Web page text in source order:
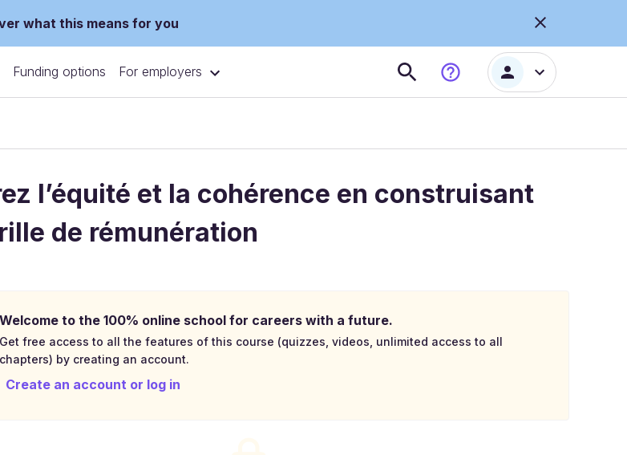
what this means for you
Funding options For employers
l’équité et la cohérence en construisant
de rémunération
Welcome to the 100% online school for careers with a future.
Get free access to all the features of this course (quizzes, videos, unlimited access to all
chapters) by creating an account.
Create an account or log in